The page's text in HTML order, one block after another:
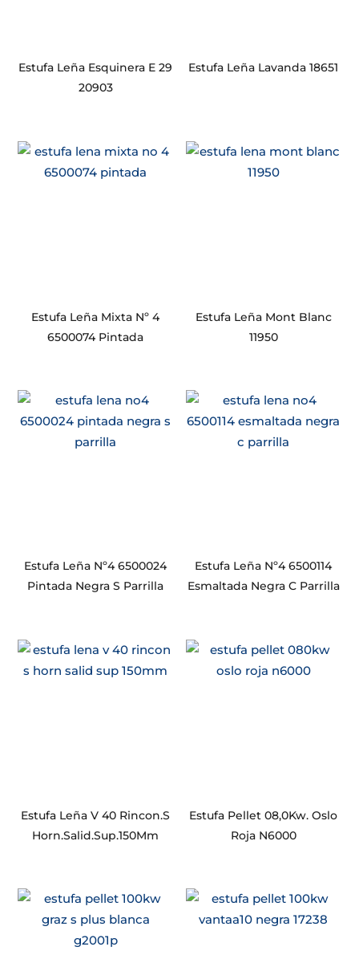
Estufa Leña Esquinera E 29
20903
Estufa Leña Lavanda 18651
Estufa Leña Mixta Nº 4
6500074 Pintada
Estufa Leña Mont Blanc
11950
Estufa Leña Nº4 6500024
Pintada Negra S Parrilla
Estufa Leña Nº4 6500114
Esmaltada Negra C Parrilla
Estufa Leña V 40 Rincon.S
Horn.Salid.Sup.150Mm
Estufa Pellet 08,0Kw. Oslo
Roja N6000